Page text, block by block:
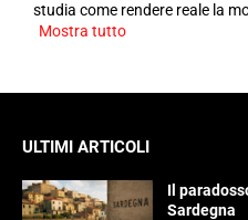
studia come rendere reale la
Mostra tutto
ULTIMI ARTICOLI
Il
Sardegna